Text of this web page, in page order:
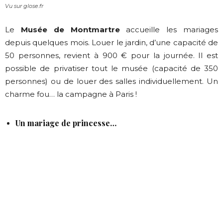
Vu sur glose.fr
Le Musée de Montmartreaccueille les mariages
depuis quelques mois. Louer le jardin, d’une capacité de
50 personnes, revient à 900 € pour la journée. Il est
possible de privatiser tout le musée (capacité de 350
personnes) ou de louer des salles individuellement. Un
charme fou… la campagne à Paris !
Un mariage de princesse…